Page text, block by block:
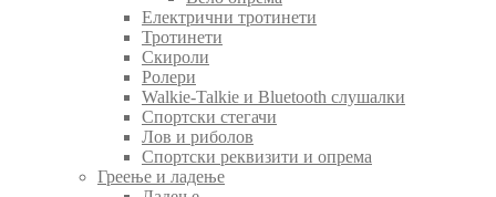
Електрични тротинети
Тротинети
Скироли
Ролери
Walkie-Talkie и Bluetooth слушалки
Спортски стегачи
Лов и риболов
Спортски реквизити и опрема
Греење и ладење